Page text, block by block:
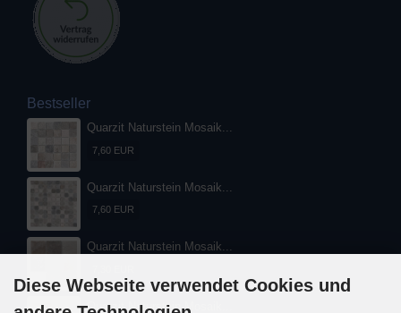
Bestseller
Quarzit Naturstein Mosaik...
7,60 EUR
Quarzit Naturstein Mosaik...
7,60 EUR
Quarzit Naturstein Mosaik...
Quarzit Naturstein Mosaik...
Diese Webseite verwendet Cookies und